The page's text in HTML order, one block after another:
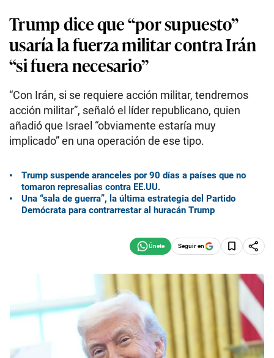
Trump dice que “por supuesto”
usaría la fuerza militar contra Irán
“si fuera necesario”
“Con Irán, si se requiere acción militar, tendremos
acción militar”, señaló el líder republicano, quien
añadió que Israel “obviamente estaría muy
implicado” en una operación de ese tipo.
Trump suspende aranceles por 90 días a países que no
tomaron represalias contra EE.UU.
Una “sala de guerra”, la última estrategia del Partido
Demócrata para contrarrestar al huracán Trump
Seguir en